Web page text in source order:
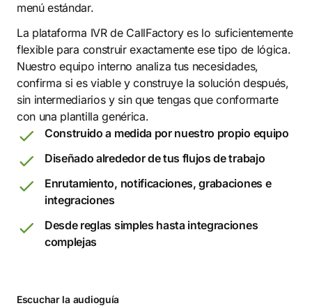
menú estándar.
La plataforma IVR de CallFactory es lo suficientemente
flexible para construir exactamente ese tipo de lógica.
Nuestro equipo interno analiza tus necesidades,
confirma si es viable y construye la solución después,
sin intermediarios y sin que tengas que conformarte
con una plantilla genérica.
Construido a medida por nuestro propio equipo
Diseñado alrededor de tus flujos de trabajo
Enrutamiento, notificaciones, grabaciones e
integraciones
Desde reglas simples hasta integraciones
complejas
Escuchar la audioguía